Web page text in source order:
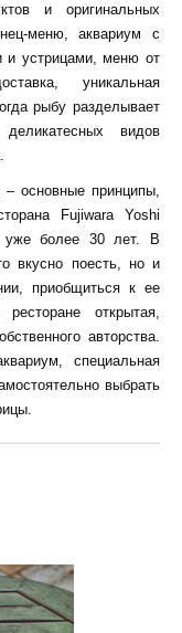
и оригинальных
меню, аквариум с
и устрицами, меню от
уникальная
рыбу разделывает
видов
– основные принципы,
Fujiwara Yoshi
уже более 30 лет. В
вкусно поесть, но и
приобщиться к ее
открытая,
авторства.
специальная
выбрать